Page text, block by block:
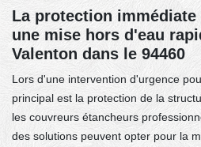
La protection
une mise hors d'eau
Valenton dans le 94460
Lors d'une intervention d'urgence
principal est la protection de la
les couvreurs étancheurs
des solutions peuvent opter pour la